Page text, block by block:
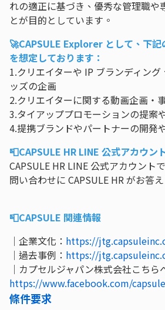
れの適正に基づき、優秀な管理職や
とが目的としています。
🚀CAPSULE Explorer として、下記
を想定しております：
1.クリエイターや IP ブランディン
ッズの企画
2.クリエイターに関する動画企画・
3.タイアッププロモーションの提案
4.提携ブランドやパートナーの開発
📮CAPSULE HR LINE 公式アカウ
CAPSULE HR LINE 公式アカウント
問い合わせに CAPSULE HR がお答え
📮CAPSULE 関連情報
｜企業文化： https://
｜過去事例： https://
｜カプセルジャパン株式会社こちら
https://www.facebook.com/
條件要求